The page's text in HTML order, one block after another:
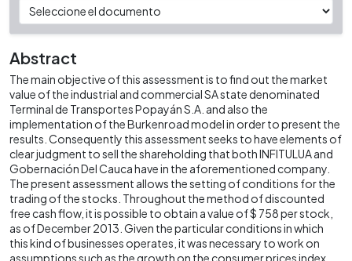
Abstract
The main objective of this assessment is to find out the market
value of the industrial and commercial SA state denominated
Terminal de Transportes Popayán S.A. and also the
implementation of the Burkenroad model in order to present the
results. Consequently this assessment seeks to have elements of
clear judgment to sell the shareholding that both INFITULUA and
Gobernación Del Cauca have in the aforementioned company.
The present assessment allows the setting of conditions for the
trading of the stocks. Throughout the method of discounted
free cash flow, it is possible to obtain a value of $ 758 per stock,
as of December 2013. Given the particular conditions in which
this kind of businesses operates, it was necessary to work on
assumptions such as the growth on the consumer prices index,